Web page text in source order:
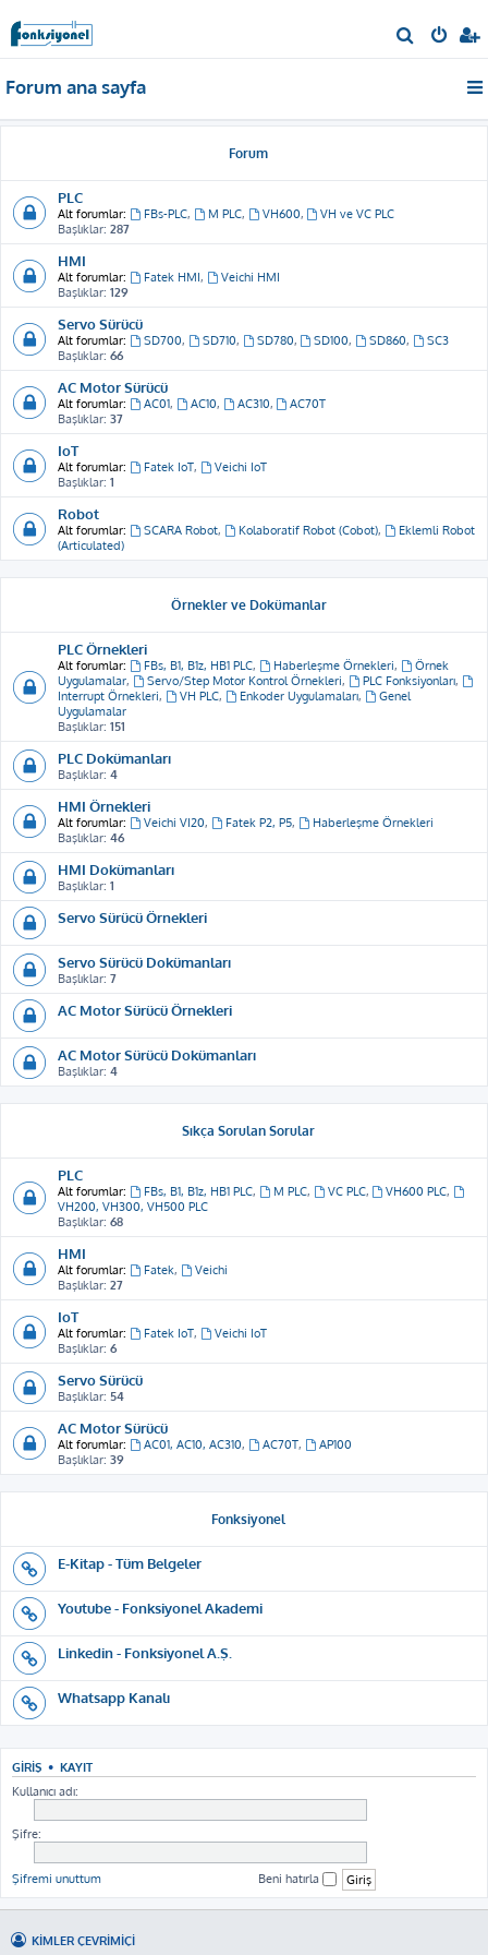
r
Forum ana sayfa
Forum
PLC
Alt forumlar: FBs-PLC, M PLC, VH600,
VH ve VC PLC
Başlıklar: 287
HMI
Alt forumlar: Fatek HMI,
Veichi HMI
Başlıklar: 129
Servo Sürücü
Alt forumlar: SD700, SD710, SD780, SD100, SD860,
SC3
Başlıklar: 66
AC Motor Sürücü
Alt forumlar: AC01, AC10, AC310,
AC70T
Başlıklar: 37
IoT
Alt forumlar: Fatek IoT,
Veichi IoT
Başlıklar: 1
Robot
Alt forumlar: SCARA Robot, Kolaboratif Robot (Cobot),
Eklemli Robot
(Articulated)
Örnekler ve Dokümanlar
PLC Örnekleri
Alt forumlar: FBs, B1, B1z, HB1 PLC, Haberleşme Örnekleri,
Örnek
Uygulamalar, Servo/Step Motor Kontrol Örnekleri, PLC Fonksiyonları,
Interrupt Örnekleri, VH PLC, Enkoder Uygulamaları,
Genel
Uygulamalar
Başlıklar: 151
PLC Dokümanları
Başlıklar: 4
HMI Örnekleri
Alt forumlar: Veichi VI20, Fatek P2, P5,
Haberleşme Örnekleri
Başlıklar: 46
HMI Dokümanları
Başlıklar: 1
Servo Sürücü Örnekleri
Servo Sürücü Dokümanları
Başlıklar: 7
AC Motor Sürücü Örnekleri
AC Motor Sürücü Dokümanları
Başlıklar: 4
Sıkça Sorulan Sorular
PLC
Alt forumlar: FBs, B1, B1z, HB1 PLC, M PLC, VC PLC, VH600 PLC,
VH200, VH300, VH500 PLC
Başlıklar: 68
HMI
Alt forumlar: Fatek,
Veichi
Başlıklar: 27
IoT
Alt forumlar: Fatek IoT,
Veichi IoT
Başlıklar: 6
Servo Sürücü
Başlıklar: 54
AC Motor Sürücü
Alt forumlar: AC01, AC10, AC310, AC70T,
AP100
Başlıklar: 39
Fonksiyonel
E-Kitap - Tüm Belgeler
Youtube - Fonksiyonel Akademi
Linkedin - Fonksiyonel A.Ş.
Whatsapp Kanalı
GIRIŞ • KAYIT
Kullanıcı adı:
Şifre:
Şifremi unuttum Beni hatırla
KIMLER ÇEVRIMIÇI